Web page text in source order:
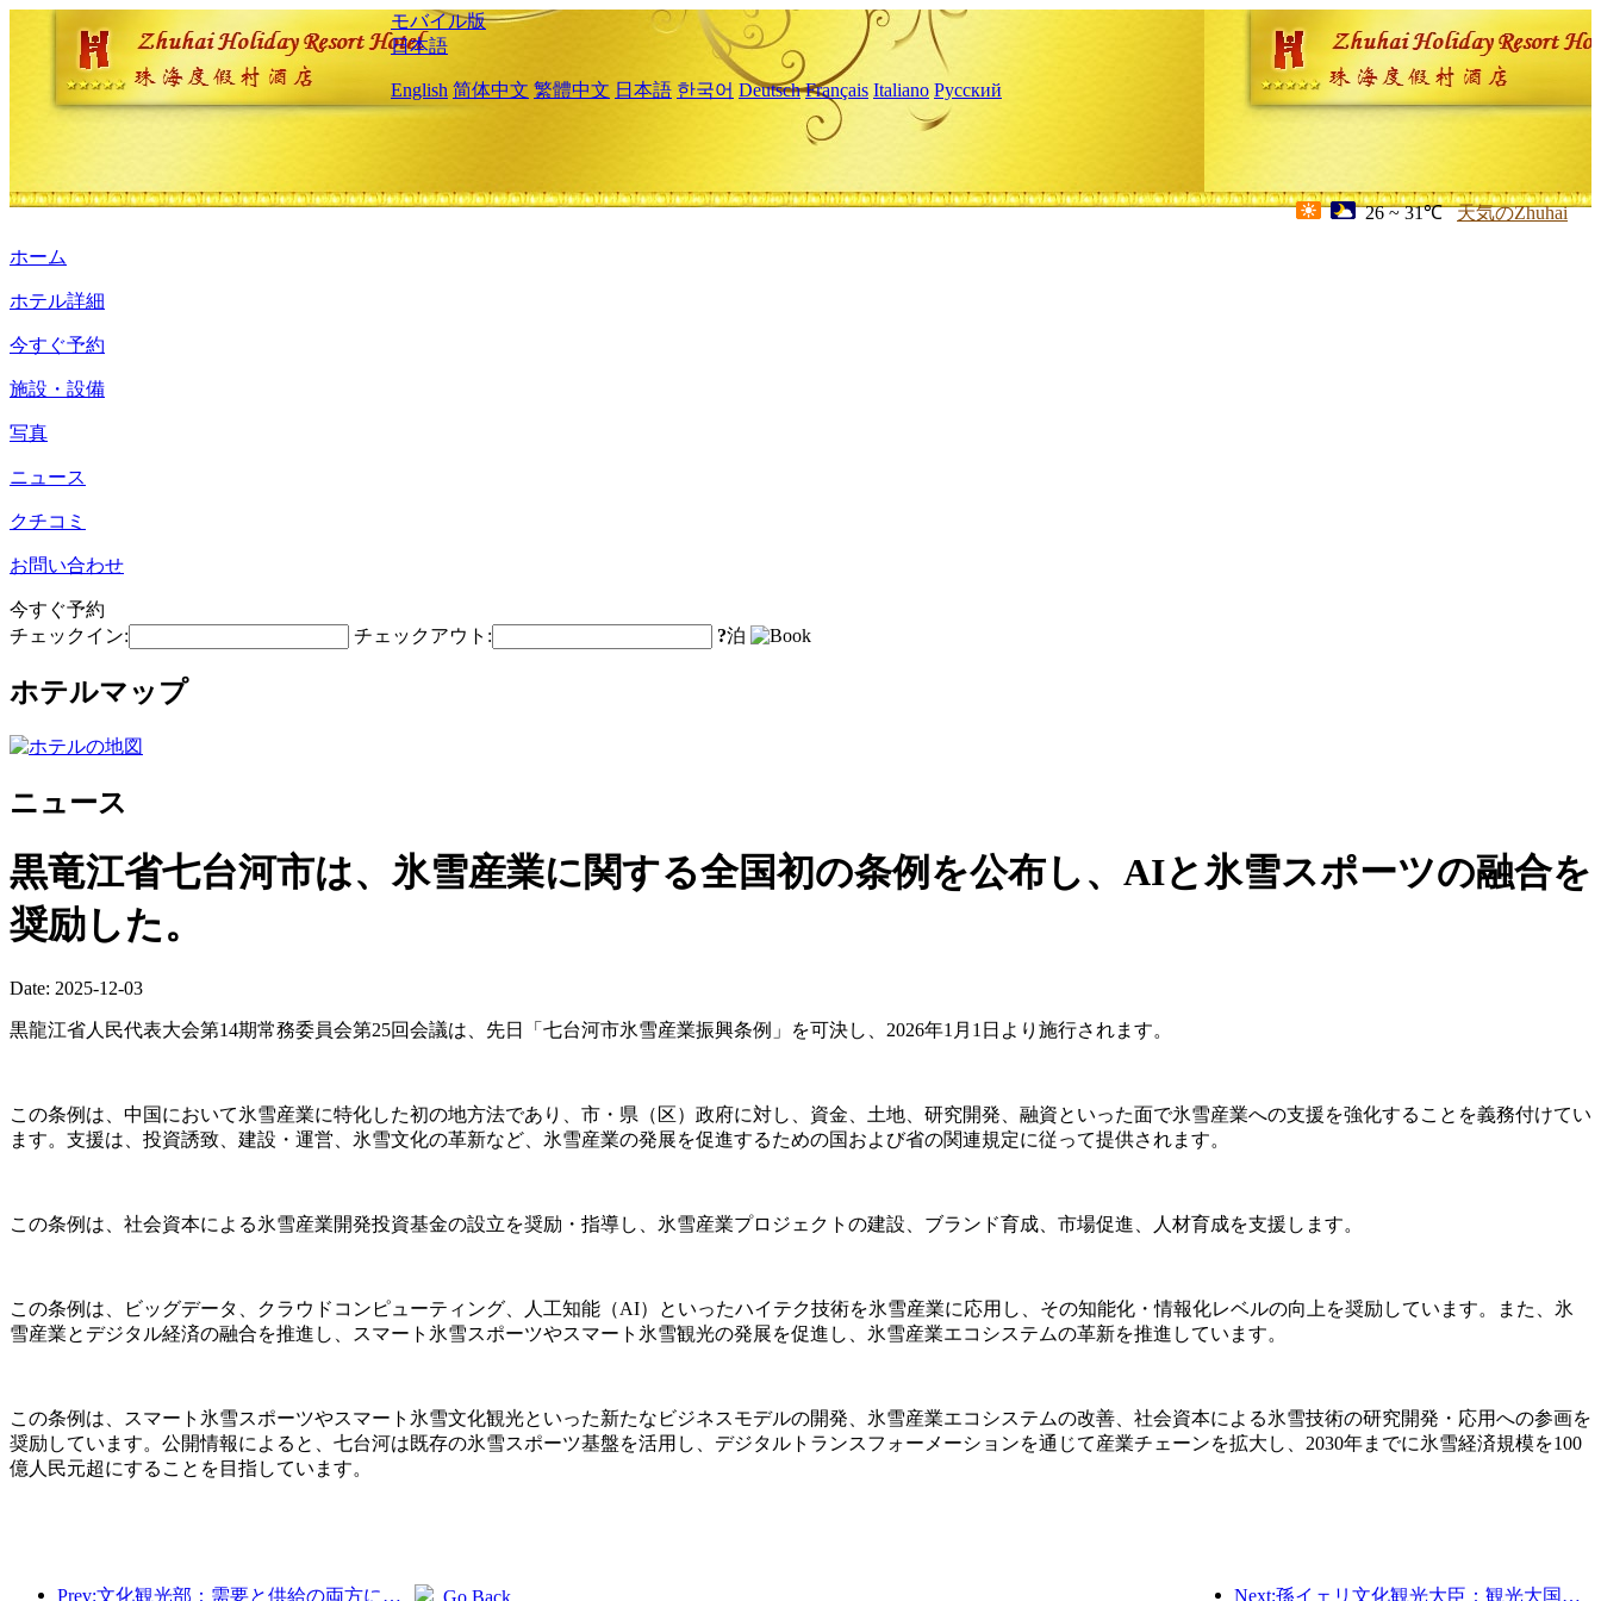
モバイル版
日本語
English 简体中文 繁體中文 日本語 한국어 Deutsch Français Italiano Русский
26 ~ 31℃ 天気のZhuhai
ホーム
ホテル詳細
今すぐ予約
施設・設備
写真
ニュース
クチコミ
お問い合わせ
今すぐ予約
チェックイン:
チェックアウト: ?泊
ホテルマップ
ニュース
黒竜江省七台河市は、氷雪産業に関する全国初の条例を公布し、AIと氷雪スポーツの融合を
奨励した。
Date: 2025-12-03
黒龍江省人民代表大会第14期常務委員会第25回会議は、先日「七台河市氷雪産業振興条例」を可決し、2026年1月1日より施行されます。
この条例は、中国において氷雪産業に特化した初の地方法であり、市・県（区）政府に対し、資金、土地、研究開発、融資といった面で氷雪産業への支援を強化することを義務付けてい
ます。支援は、投資誘致、建設・運営、氷雪文化の革新など、氷雪産業の発展を促進するための国および省の関連規定に従って提供されます。
この条例は、社会資本による氷雪産業開発投資基金の設立を奨励・指導し、氷雪産業プロジェクトの建設、ブランド育成、市場促進、人材育成を支援します。
この条例は、ビッグデータ、クラウドコンピューティング、人工知能（AI）といったハイテク技術を氷雪産業に応用し、その知能化・情報化レベルの向上を奨励しています。また、氷
雪産業とデジタル経済の融合を推進し、スマート氷雪スポーツやスマート氷雪観光の発展を促進し、氷雪産業エコシステムの革新を推進しています。
この条例は、スマート氷雪スポーツやスマート氷雪文化観光といった新たなビジネスモデルの開発、氷雪産業エコシステムの改善、社会資本による氷雪技術の研究開発・応用への参画を
奨励しています。公開情報によると、七台河は既存の氷雪スポーツ基盤を活用し、デジタルトランスフォーメーションを通じて産業チェーンを拡大し、2030年までに氷雪経済規模を100
億人民元超にすることを目指しています。
Prev:文化観光部：需要と供給の両方に焦点を当て、文化と観光の消費活動と旅行を指導します。 Next:孫イェリ文化観光大臣：観光大国の建設を推進し、質の高い観光商品の供給を充実させる。
Go Back